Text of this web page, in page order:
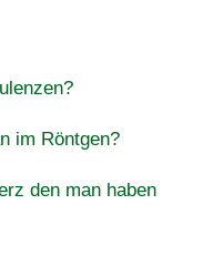
im Röntgen?
den man haben